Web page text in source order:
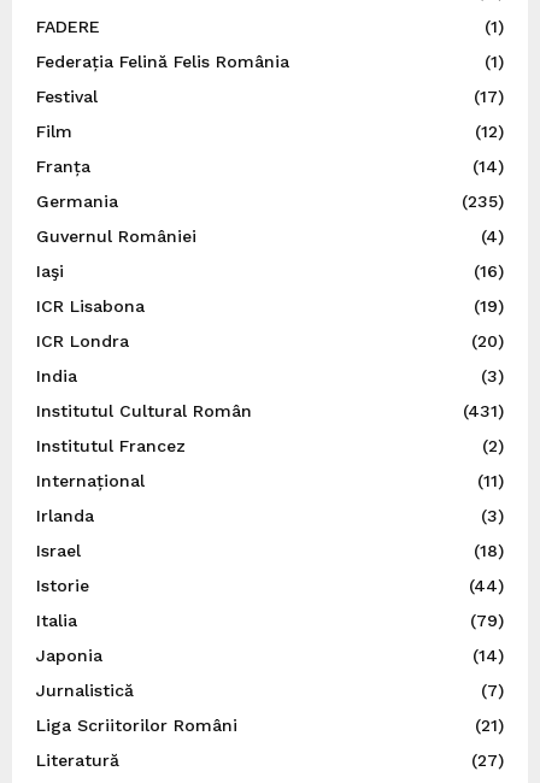
FADERE
(1)
Federația Felină Felis România
(1)
Festival
(17)
Film
(12)
Franța
(14)
Germania
(235)
Guvernul României
(4)
Iaşi
(16)
ICR Lisabona
(19)
ICR Londra
(20)
India
(3)
Institutul Cultural Român
(431)
Institutul Francez
(2)
Internațional
(11)
Irlanda
(3)
Israel
(18)
Istorie
(44)
Italia
(79)
Japonia
(14)
Jurnalistică
(7)
Liga Scriitorilor Români
(21)
Literatură
(27)